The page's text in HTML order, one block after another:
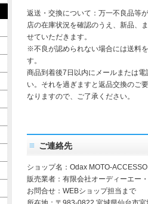
返送・交換について：万一不良品等
店の在庫状況を確認のうえ、新品、
せていただきます。
※不良が認められない場合には送料
す。
商品到着後7日以内にメールまたは
い。それを過ぎますと返品交換のご
なりますので、ご了承ください。
ご連絡先
ショップ名：Odax MOTO-
販売業者：有限会社オーディーエー
お問合せ：WEBショップ担当まで